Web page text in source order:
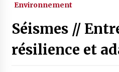
Magie de sorcier
4 ans ago
Environnement
Séismes //
résilience et